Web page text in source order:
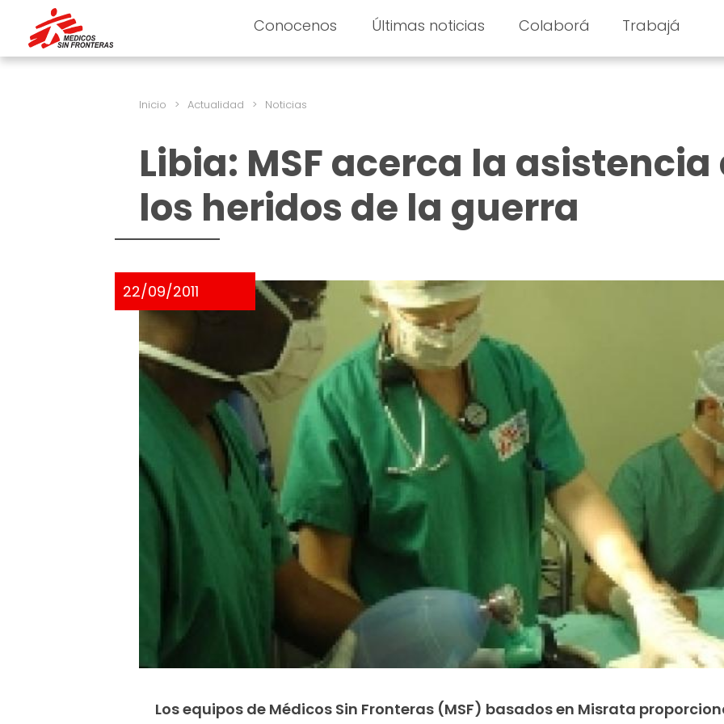
Conocenos Últimas noticias Colaborá Trabajá
Inicio > Actualidad > Noticias
Libia: MSF acerca la asistencia
los heridos de la guerra
22/09/2011
Los equipos de Médicos Sin Fronteras (MSF) basados en Misrata